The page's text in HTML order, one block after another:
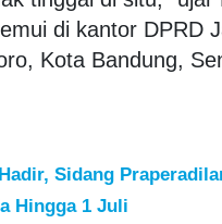
di kantor DPRD
Kota Bandung,
Sidang
Hingga 1 Juli